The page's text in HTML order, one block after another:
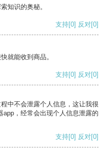
知识的奥秘。
支持[0] 反对[0]
就能收到商品。
支持[0] 反对[0]
中不会泄露个人信息，这让我很
，经常会出现个人信息泄露的
支持[0] 反对[0]